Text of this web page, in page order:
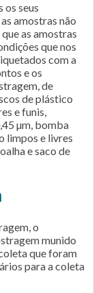
seus
amostras não
as amostras
que nos
com a
e os
de
de plástico
e funis,
µm, bomba
limpos e livres
e saco de
o
munido
que foram
para a coleta